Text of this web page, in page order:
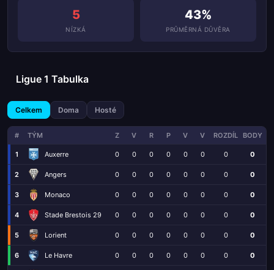
5
NÍZKÁ
43%
PRŮMĚRNÁ DŮVĚRA
Ligue 1 Tabulka
Celkem Doma Hosté
# TÝM Z V R P V V ROZDÍL BODY
1 Auxerre 0 0 0 0 0 0 0 0
2 Angers 0 0 0 0 0 0 0 0
3 Monaco 0 0 0 0 0 0 0 0
4 Stade Brestois 29 0 0 0 0 0 0 0 0
5 Lorient 0 0 0 0 0 0 0 0
6 Le Havre 0 0 0 0 0 0 0 0